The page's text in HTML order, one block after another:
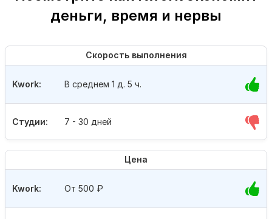
деньги, время и нервы
Скорость выполнения
Студии: 7 - 30 дней
Kwork: В среднем 1 д. 5 ч.
Цена
Kwork: От 500 ₽